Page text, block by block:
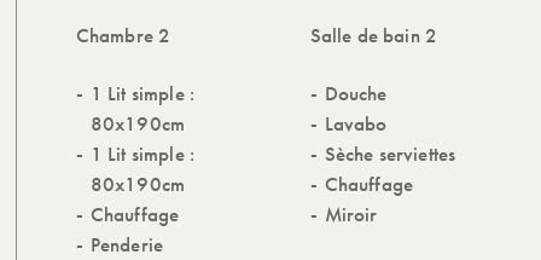
Chambre 2
1 Lit simple :
80x190cm
1 Lit simple :
80x190cm
Chauffage
Penderie
Salle de bain 2
Douche
Lavabo
Sèche serviettes
Chauffage
Miroir